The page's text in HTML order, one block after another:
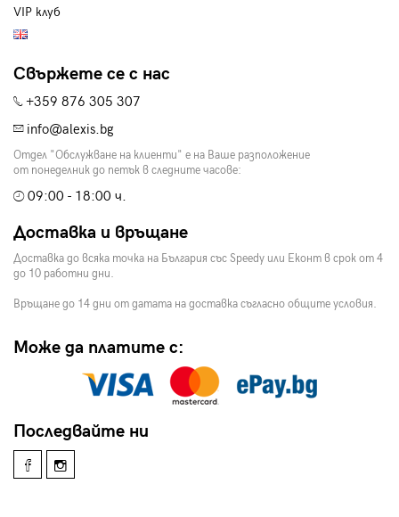
VIP клуб
Свържете се с нас
+359 876 305 307
info@alexis.bg
Отдел "Обслужване на клиенти" е на Ваше разположение
от понеделник до петък в следните часове:
09:00 - 18:00 ч.
Доставка и връщане
Доставка до всяка точка на България със Speedy или Еконт в срок от 4
до 10 работни дни.
Връщане до 14 дни от датата на доставка съгласно общите условия.
Може да платите с:
Последвайте ни